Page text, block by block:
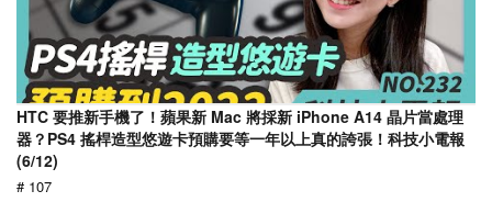
HTC 要推新手機了！蘋果新 Mac 將採新 iPhone A14 晶片當處理
器？PS4 搖桿造型悠遊卡預購要等一年以上真的誇張！科技小電報
(6/12)
# 107